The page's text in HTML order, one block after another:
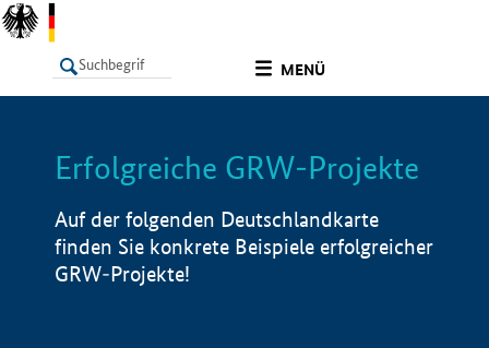
MENÜ
LISTE Info
Erfolgreiche GRW-Projekte
Auf der folgenden Deutschlandkarte
finden Sie konkrete Beispiele erfolgreicher
GRW-Projekte!